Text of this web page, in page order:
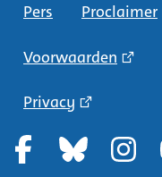
Pers Proclaimer
Voorwaarden
Privacy